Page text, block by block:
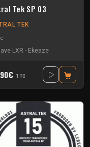
Tek SP 03
TEK
LXR - Ekeaze
TTC